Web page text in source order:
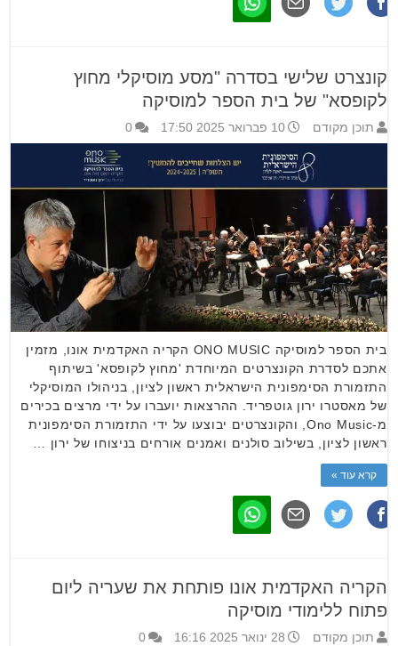
קונצרט שלישי בסדרה "מסע מוסיקלי מחוץ
לקופסא" של בית הספר למוסיקה
תוכן מקודם 10 פברואר 2025 17:50 0
בית הספר למוסיקה ONO MUSIC הקריה האקדמית אונו, מזמין
אתכם לסדרת הקונצרטים המיוחדת 'מחוץ לקופסא' בשיתוף
התזמורת הסימפונית הישראלית ראשון לציון, בניהולו המוסיקלי
של מאסטרו ירון גוטפריד. ההרצאות יועברו על ידי מרצים בכירים
מ-Ono Music, והקונצרטים יבוצעו על ידי התזמורת הסימפונית
ראשון לציון, בשילוב סולנים ואמנים אורחים בניצוחו של ירון …
קרא עוד »
הקריה האקדמית אונו פותחת את שעריה ליום
פתוח ללימודי מוסיקה
תוכן מקודם 28 ינואר 2025 16:16 0